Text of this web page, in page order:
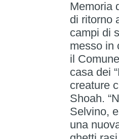
Memoria
di ritorno
campi di
messo in
il
casa dei
creature
Shoah.
Selvino,
una